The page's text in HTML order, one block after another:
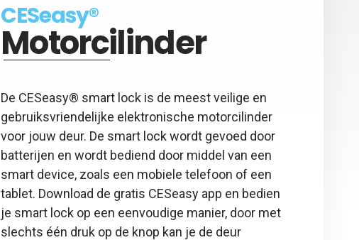
CESeasy®
Motorcilinder
De CESeasy® smart lock is de meest veilige en
gebruiksvriendelijke elektronische motorcilinder
voor jouw deur. De smart lock wordt gevoed door
batterijen en wordt bediend door middel van een
smart device, zoals een mobiele telefoon of een
tablet. Download de gratis CESeasy app en bedien
je smart lock op een eenvoudige manier, door met
slechts één druk op de knop kan je de deur